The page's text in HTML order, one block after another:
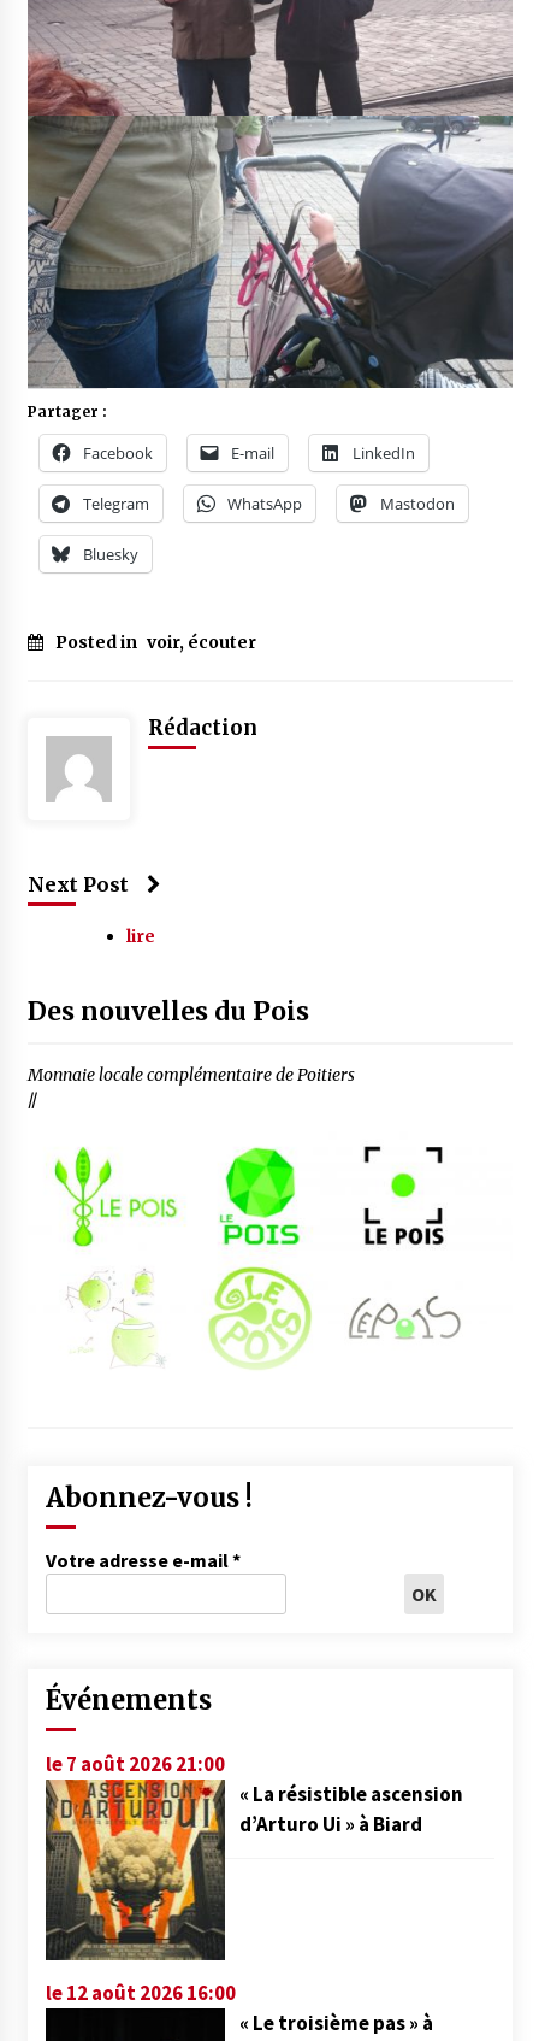
Partager :
Facebook E-mail LinkedIn
Telegram WhatsApp Mastodon
Bluesky
Posted in voir, écouter
Rédaction
Next Post
lire
Des nouvelles du Pois
Monnaie locale complémentaire de Poitiers
//
Abonnez-vous !
Votre adresse e-mail*
Événements
le 7 août 2026 21:00
« La résistible ascension
d’Arturo Ui » à Biard
le 12 août 2026 16:00
« Le troisième pas » à